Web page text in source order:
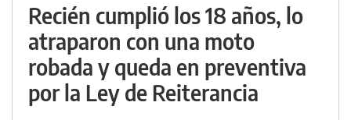
Recién cumplió los 18 años, lo
atraparon con una moto
robada y queda en preventiva
por la Ley de Reiterancia